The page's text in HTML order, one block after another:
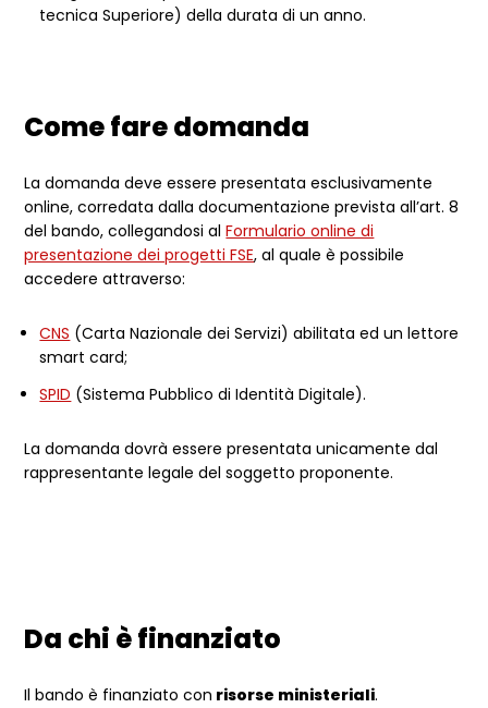
tecnica Superiore) della durata di un anno.
Come fare domanda
La domanda deve essere presentata esclusivamente
online, corredata dalla documentazione prevista all’art. 8
del bando, collegandosi alFormulario online di
presentazione dei progetti FSE, al quale è possibile
accedere attraverso:
CNS (Carta Nazionale dei Servizi) abilitata ed un lettore
smart card;
SPID (Sistema Pubblico di Identità Digitale).
La domanda dovrà essere presentata unicamente dal
rappresentante legale del soggetto proponente.
Da chi è finanziato
Il bando è finanziato con risorse ministeriali.